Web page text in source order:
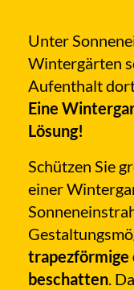
Unter
Wintergärten
Aufenthalt
Eine
Lösung!
Schützen Sie
einer
trapezförmige
beschatten.